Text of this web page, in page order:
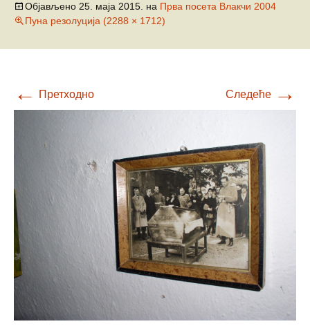
Објављено 25. маја 2015. на Прва посета Влакчи 2004
Пуна резолуција (2288 × 1712)
← Претходно Следеће →